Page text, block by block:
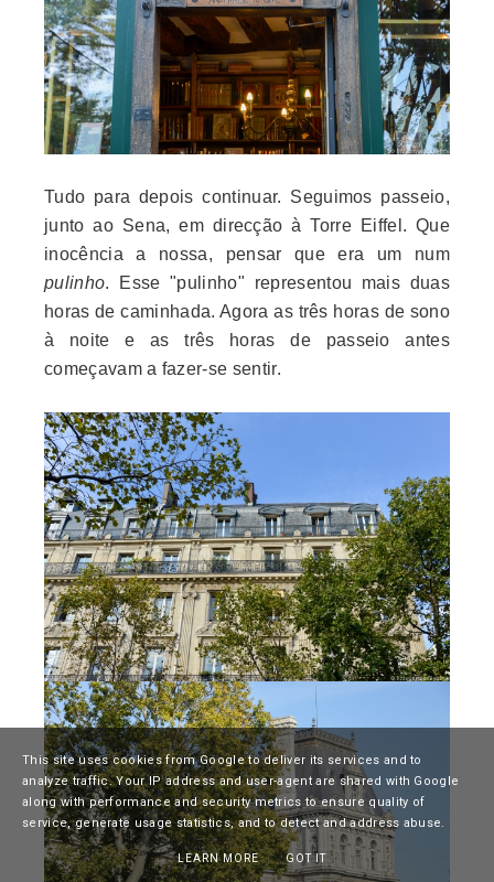
Tudo para depois continuar. Seguimos passeio,
junto ao Sena, em direcção à Torre Eiffel. Que
inocência a nossa, pensar que era um num
pulinho. Esse "pulinho" representou mais duas
horas de caminhada. Agora as três horas de sono
à noite e as três horas de passeio antes
começavam a fazer-se sentir.
This site uses cookies from Google to deliver its services and to
analyze traffic. Your IP address and user-agent are shared with Google
along with performance and security metrics to ensure quality of
service, generate usage statistics, and to detect and address abuse.
LEARN MORE GOT IT